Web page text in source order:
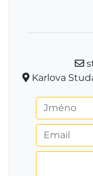
Karlova